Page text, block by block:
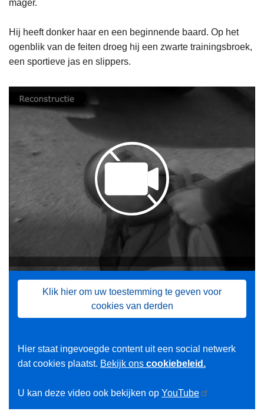
mager.
Hij heeft donker haar en een beginnende baard. Op het
ogenblik van de feiten droeg hij een zwarte trainingsbroek,
een sportieve jas en slippers.
Klik hier om uw toestemming te geven voor
cookies van derden
Hier staat ingevoegde content uit een social netwerk
dat cookies plaatst. Bekijk ons cookiebeleid.
U kan deze video ook bekijken op YouTube